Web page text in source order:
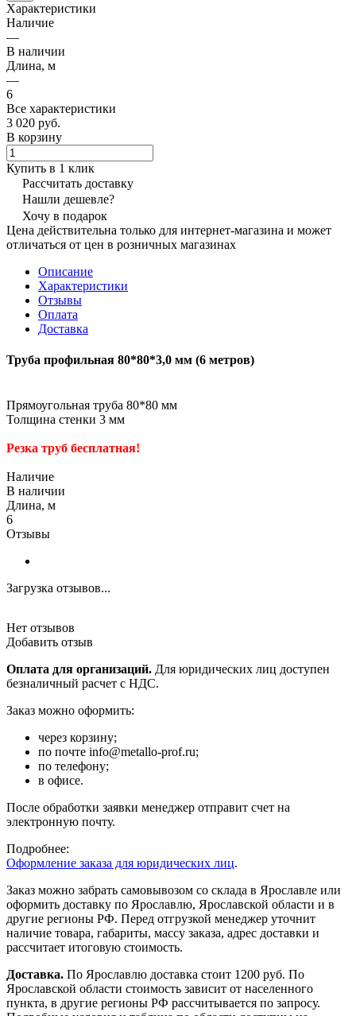
Характеристики
Наличие
—
В наличии
Длина, м
—
6
Все характеристики
3 020 руб.
В корзину
Купить в 1 клик
Рассчитать доставку
Нашли дешевле?
Хочу в подарок
Цена действительна только для интернет-магазина и может
отличаться от цен в розничных магазинах
Описание
Характеристики
Отзывы
Оплата
Доставка
Труба профильная 80*80*3,0 мм (6 метров)
Прямоугольная труба 80*80 мм
Толщина стенки 3 мм
Резка труб бесплатная!
Наличие
В наличии
Длина, м
6
Отзывы
Загрузка отзывов...
Нет отзывов
Добавить отзыв
Оплата для организаций. Для юридических лиц доступен
безналичный расчет с НДС.
Заказ можно оформить:
через корзину;
по почте info@metallo-prof.ru;
по телефону;
в офисе.
После обработки заявки менеджер отправит счет на
электронную почту.
Подробнее:
Оформление заказа для юридических лиц.
Заказ можно забрать самовывозом со склада в Ярославле или
оформить доставку по Ярославлю, Ярославской области и в
другие регионы РФ. Перед отгрузкой менеджер уточнит
наличие товара, габариты, массу заказа, адрес доставки и
рассчитает итоговую стоимость.
Доставка. По Ярославлю доставка стоит 1200 руб. По
Ярославской области стоимость зависит от населенного
пункта, в другие регионы РФ рассчитывается по запросу.